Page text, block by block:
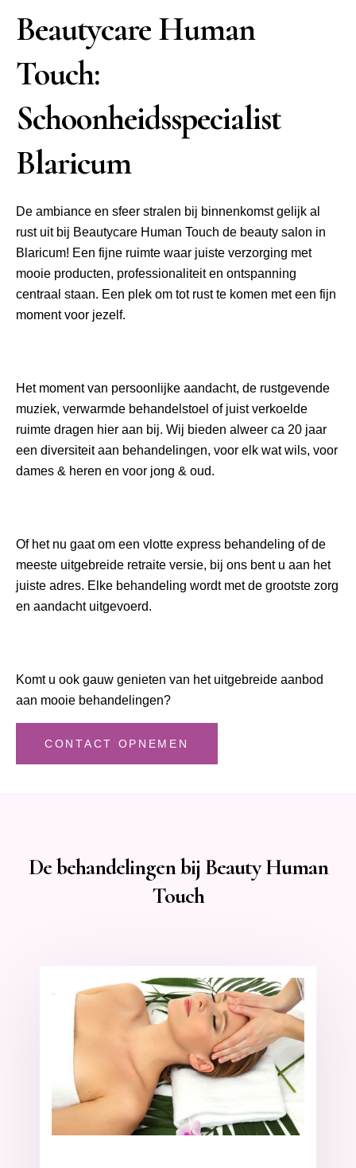
Beautycare Human
Touch:
Schoonheidsspecialist
Blaricum
De ambiance en sfeer stralen bij binnenkomst gelijk al
rust uit bij Beautycare Human Touch de beauty salon in
Blaricum! Een fijne ruimte waar juiste verzorging met
mooie producten, professionaliteit en ontspanning
centraal staan. Een plek om tot rust te komen met een fijn
moment voor jezelf.
Het moment van persoonlijke aandacht, de rustgevende
muziek, verwarmde behandelstoel of juist verkoelde
ruimte dragen hier aan bij. Wij bieden alweer ca 20 jaar
een diversiteit aan behandelingen, voor elk wat wils, voor
dames & heren en voor jong & oud.
Of het nu gaat om een vlotte express behandeling of de
meeste uitgebreide retraite versie, bij ons bent u aan het
juiste adres. Elke behandeling wordt met de grootste zorg
en aandacht uitgevoerd.
Komt u ook gauw genieten van het uitgebreide aanbod
aan mooie behandelingen?
CONTACT OPNEMEN
De behandelingen bij Beauty Human
Touch